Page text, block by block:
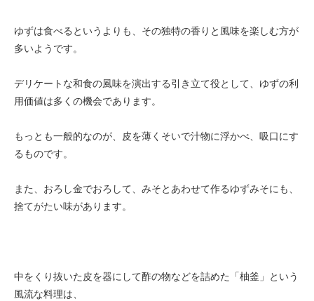
ゆずは食べるというよりも、その独特の香りと風味を楽しむ方が
多いようです。
デリケートな和食の風味を演出する引き立て役として、ゆずの利
用価値は多くの機会であります。
もっとも一般的なのが、皮を薄くそいで汁物に浮かべ、吸口にす
るものです。
また、おろし金でおろして、みそとあわせて作るゆずみそにも、
捨てがたい味があります。
中をくり抜いた皮を器にして酢の物などを詰めた「柚釜」という
風流な料理は、